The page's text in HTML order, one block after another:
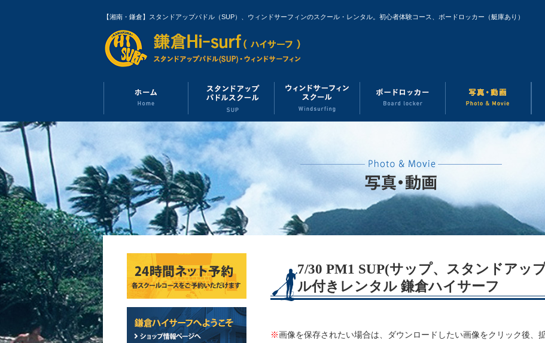
【湘南・鎌倉】スタンドアップパドル（SUP）、ウィンドサーフィンのスクール・レンタル。初心者体験コース、ボードロッカー（艇庫あり）
7/30 PM1 SUP(サップ、スタンドアッ
ル付きレンタル 鎌倉ハイサーフ
※画像を保存されたい場合は、ダウンロードしたい画像をクリック後、